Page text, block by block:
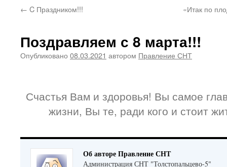
← C Праздником!!! «Итак по
Поздравляем с 8 марта!!!
Опубликовано 08.03.2021 автором Правление СНТ
Счастья Вам и здоровья! Вы самое
жизни, Вы те, ради кого и стоит
Об авторе Правление СНТ
Администрация СНТ "Толстопальцево-5"